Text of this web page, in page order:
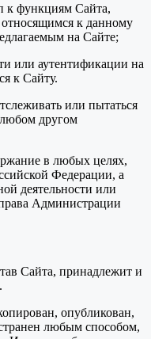
к функциям Сайта,
к данному
на Сайте;
или аутентификации на
к Сайту.
или пытаться
другом
в любых целях,
Федерации, а
деятельности или
Администрации
Сайта, принадлежит и
опубликован,
любым способом,